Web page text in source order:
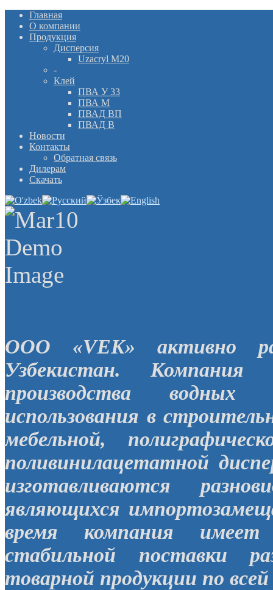
Главная
О компании
Продукция
Дисперсия
Uzacryl M20
-
Клей
ПВА У 33
ПВА М
ПВАД ВП
ПВАД В
Новости
Контакты
Обратная связь
Дилерам
Скачать
ООО «VEK» активно
Узбекистан. Компания
производства
использования в
мебельной,
поливинилацетатной
изготавливаются
являющихся
время компания имеет
стабильной поставки
товарной продукции по всей